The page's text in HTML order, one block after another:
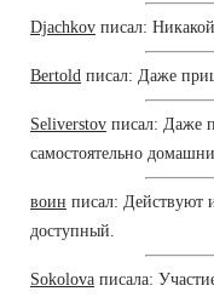
Djachkov писал:
Bertold писал: Даже
Seliverstov писал: Даже
самостоятельно
воин писал: Действуют
доступный.
Sokolova писала: